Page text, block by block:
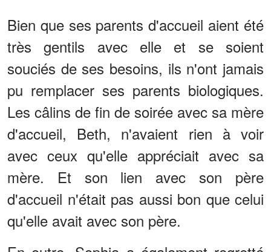
Bien que ses parents d'accueil aient été
très gentils avec elle et se soient
souciés de ses besoins, ils n'ont jamais
pu remplacer ses parents biologiques.
Les câlins de fin de soirée avec sa mère
d'accueil, Beth, n'avaient rien à voir
avec ceux qu'elle appréciait avec sa
mère. Et son lien avec son père
d'accueil n'était pas aussi bon que celui
qu'elle avait avec son père.